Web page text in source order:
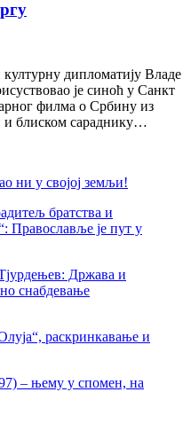
културну дипломатију Владе
је синоћ у Санкт
филма о Србину из
и блиском сараднику…
ни у својој земљи!
братства и
Православље је пут у
Држава и
снабдевање
раскринкавање и
– њему у спомен, на